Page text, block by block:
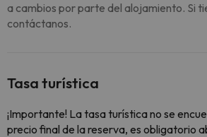
a cambios por parte del alojamiento. Si
contáctanos.
Tasa turística
¡Importante! La tasa turística no se
precio final de la reserva, es obligatorio